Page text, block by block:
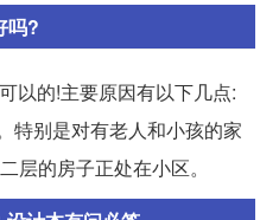
吗?
以的!主要原因有以下几点:
特别是对有老人和小孩的家
层的房子正处在小区。